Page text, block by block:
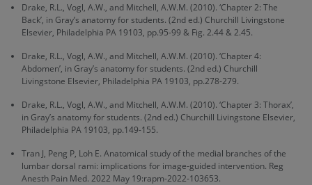
Drake, R.L., Vogl, A.W., and Mitchell, A.W.M. (2010). ‘Chapter 2: The
Back’, in Gray’s anatomy for students. (2nd ed.) Churchill Livingstone
Elsevier, Philadelphia PA 19103, pp.95-99 & Fig. 2.44 & 2.45.
Drake, R.L., Vogl, A.W., and Mitchell, A.W.M. (2010). ‘Chapter 4:
Abdomen’, in Gray’s anatomy for students. (2nd ed.) Churchill
Livingstone Elsevier, Philadelphia PA 19103, pp.278-279.
Drake, R.L., Vogl, A.W., and Mitchell, A.W.M. (2010). ‘Chapter 3: Thorax’,
in Gray’s anatomy for students. (2nd ed.) Churchill Livingstone Elsevier,
Philadelphia PA 19103, pp.149-155.
Tran J, Peng P, Loh E. Anatomical study of the medial branches of the
lumbar dorsal rami: implications for image-guided intervention. Reg
Anesth Pain Med. 2022 May 19:rapm-2022-103653.